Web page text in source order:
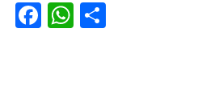
Facebook
WhatsApp